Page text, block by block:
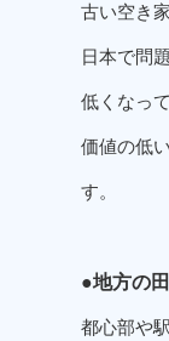
古い空き
日本で問
低くなっ
価値の低
す。
●地方の
都心部や